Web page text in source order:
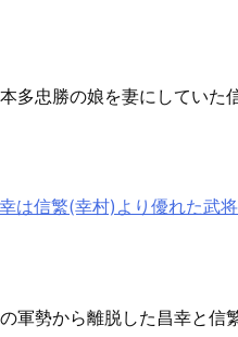
多忠勝の娘を妻にしていた
は信繁(幸村)より優れた武
軍勢から離脱した昌幸と信